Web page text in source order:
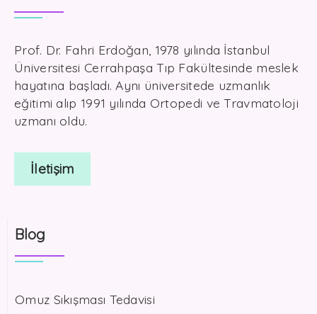
Prof. Dr. Fahri Erdoğan, 1978 yılında İstanbul
Üniversitesi Cerrahpaşa Tıp Fakültesinde meslek
hayatına başladı. Aynı üniversitede uzmanlık
eğitimi alıp 1991 yılında Ortopedi ve Travmatoloji
uzmanı oldu.
İletişim
Blog
Omuz Sıkışması Tedavisi